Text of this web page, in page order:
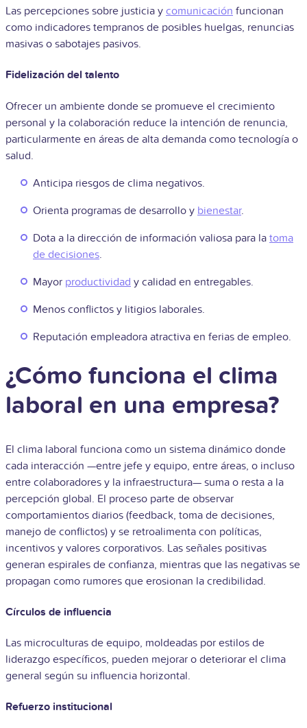
Las percepciones sobre justicia y comunicación funcionan
como indicadores tempranos de posibles huelgas, renuncias
masivas o sabotajes pasivos.
Fidelización del talento
Ofrecer un ambiente donde se promueve el crecimiento
personal y la colaboración reduce la intención de renuncia,
particularmente en áreas de alta demanda como tecnología o
salud.
Anticipa riesgos de clima negativos.
Orienta programas de desarrollo y bienestar.
Dota a la dirección de información valiosa para la toma
de decisiones.
Mayor productividad y calidad en entregables.
Menos conflictos y litigios laborales.
Reputación empleadora atractiva en ferias de empleo.
¿Cómo funciona el clima
laboral en una empresa?
El clima laboral funciona como un sistema dinámico donde
cada interacción —entre jefe y equipo, entre áreas, o incluso
entre colaboradores y la infraestructura— suma o resta a la
percepción global. El proceso parte de observar
comportamientos diarios (feedback, toma de decisiones,
manejo de conflictos) y se retroalimenta con políticas,
incentivos y valores corporativos. Las señales positivas
generan espirales de confianza, mientras que las negativas se
propagan como rumores que erosionan la credibilidad.
Círculos de influencia
Las microculturas de equipo, moldeadas por estilos de
liderazgo específicos, pueden mejorar o deteriorar el clima
general según su influencia horizontal.
Refuerzo institucional